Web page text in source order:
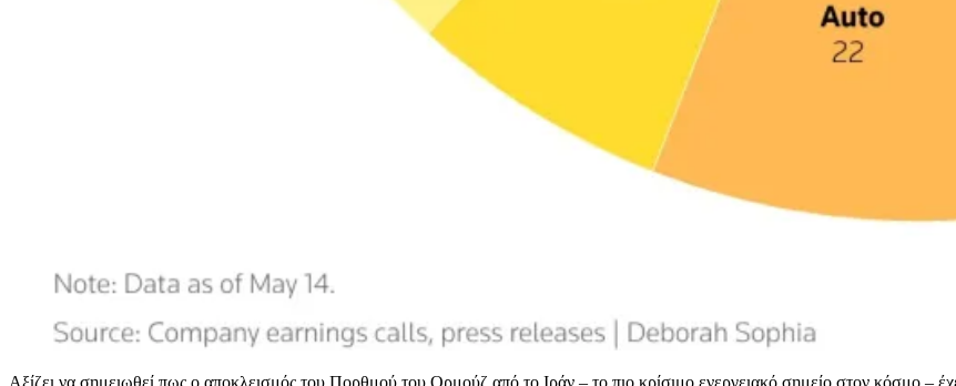
Αξίζει να σημειωθεί πως ο αποκλεισμός του Πορθμού του Ορμούζ από το Ιράν – το πιο κρίσιμο ενεργειακό σημείο στον κόσμο –